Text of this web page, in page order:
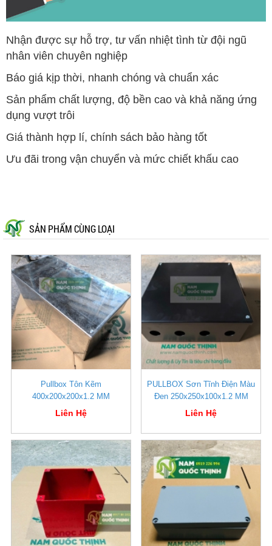
Nhận được sự hỗ trợ, tư vấn nhiệt tình từ đội ngũ
nhân viên chuyên nghiệp
Báo giá kịp thời, nhanh chóng và chuẩn xác
Sản phẩm chất lượng, độ bền cao và khả năng ứng
dụng vượt trôi
Giá thành hợp lí, chính sách bảo hàng tốt
Ưu đãi trong vận chuyển và mức chiết khấu cao
SẢN PHẨM CÙNG LOẠI
Pullbox Tôn Kẽm
400x200x200x1.2 MM
Liên Hệ
PULLBOX Sơn Tĩnh Điện Màu
Đen 250x250x100x1.2 MM
Liên Hệ